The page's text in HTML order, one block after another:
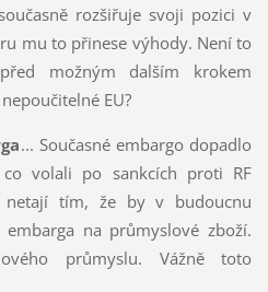
rozšiřuje svoji pozici v
mu to přinese výhody. Není to
možným dalším krokem
EU?
... Současné embargo dopadlo
volali po sankcích proti RF
netají tím, že by v budoucnu
na průmyslové zboží.
průmyslu. Vážně toto